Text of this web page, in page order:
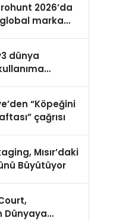
2026’da
marka
dünya
“Köpeğini
çağrısı
Mısır’daki
Büyütüyor
Dünyaya